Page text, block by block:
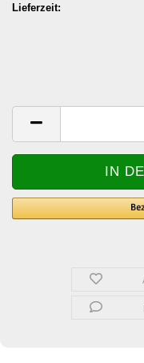
Lieferzeit: